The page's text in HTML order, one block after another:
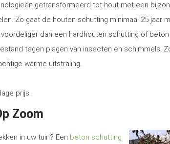
getransformeerd tot hout met een
Zo gaat de houten schutting minimaal 25 jaar
dan een hardhouten schutting of
tegen plagen van insecten en schimmels.
warme uitstraling.
prijs.
Zoom
in uw tuin? Een beton schutting